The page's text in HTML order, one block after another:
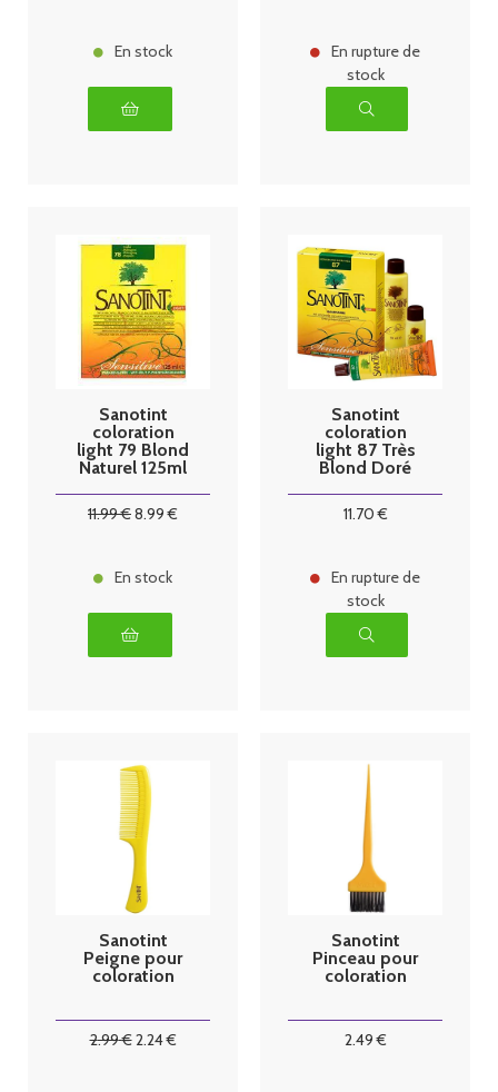
En stock
En rupture de
stock
Sanotint
coloration
light 79 Blond
Naturel 125ml
11.99€8.99 €
En stock
Sanotint
coloration
light 87 Très
Blond Doré
11.70€
En rupture de
stock
Sanotint
Peigne pour
coloration
2.99€2.24€
Sanotint
Pinceau pour
coloration
2.49€